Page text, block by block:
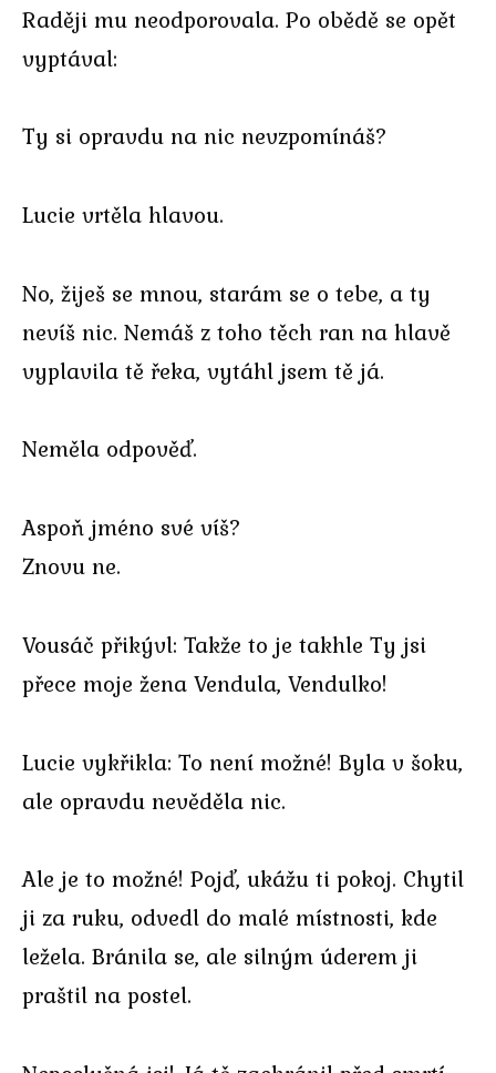
Raději mu neodporovala. Po obědě se opět
vyptával:
Ty si opravdu na nic nevzpomínáš?
Lucie vrtěla hlavou.
No, žiješ se mnou, starám se o tebe, a ty
nevíš nic. Nemáš z toho těch ran na hlavě
vyplavila tě řeka, vytáhl jsem tě já.
Neměla odpověď.
Aspoň jméno své víš?
Znovu ne.
Vousáč přikývl: Takže to je takhle Ty jsi
přece moje žena Vendula, Vendulko!
Lucie vykřikla: To není možné! Byla v šoku,
ale opravdu nevěděla nic.
Ale je to možné! Pojď, ukážu ti pokoj. Chytil
ji za ruku, odvedl do malé místnosti, kde
ležela. Bránila se, ale silným úderem ji
praštil na postel.